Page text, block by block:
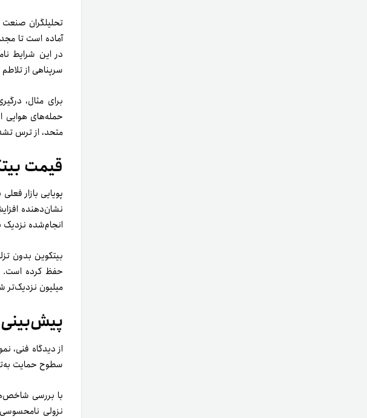
در این شرایط
سرپناهی از
برای مثال،
حمله‌های هوایی
متحد، از ترس
قیمت
انجام‌شده نزدیک به ۴.۸میلیارد
میلیون نزدیک‌تر شده، درحدود
سطوح حمایت به‌ترتیب در فواصل ۲۸,۰۵۰، ۲۹,۰۰۰،